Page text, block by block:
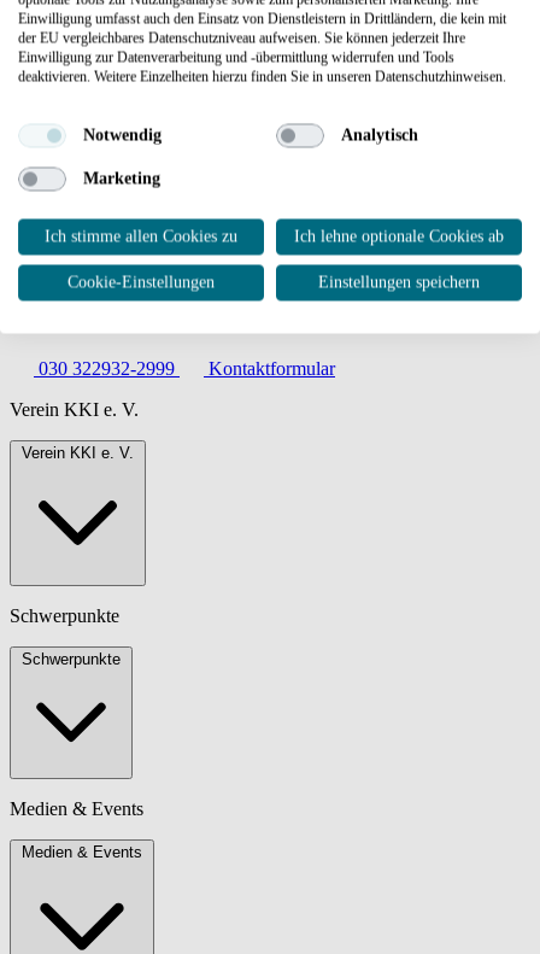
Kompetenzzentrum Kritische Infrastrukturen e. V.
EUREF-Campus 1–2
10829 Berlin
030 322932-2999
Kontaktformular
Verein KKI e. V.
Verein KKI e. V.
Schwerpunkte
Schwerpunkte
Medien & Events
Medien & Events
Einwilligung umfasst auch den Einsatz von Dienstleistern in Drittländern, die kein mit
der EU vergleichbares Datenschutzniveau aufweisen. Sie können jederzeit Ihre
Einwilligung zur Datenverarbeitung und -übermittlung widerrufen und Tools
deaktivieren. Weitere Einzelheiten hierzu finden Sie in unseren Datenschutzhinweisen.
Notwendig Analytisch
Marketing
Ich stimme allen Cookies zu Ich lehne optionale Cookies ab
Cookie-Einstellungen Einstellungen speichern